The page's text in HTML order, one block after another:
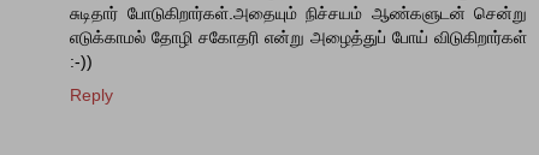
சுடிதார் போடுகிறார்கள்.அதையும் நிச்சயம் ஆண்களுடன் சென்று
எடுக்காமல் தோழி சகோதரி என்று அழைத்துப் போய் விடுகிறார்கள்
:-))
Reply